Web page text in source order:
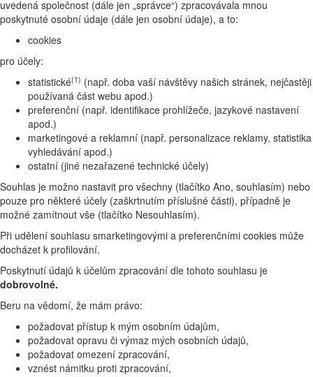
uvedená společnost (dále jen „správce“) zpracovávala mnou
poskytnuté osobní údaje (dále jen osobní údaje), a to:
cookies
pro účely:
statistické(1) (např. doba vaší návštěvy našich stránek, nejčastěji
používaná část webu apod.)
preferenční (např. identifikace prohlížeče, jazykové nastavení
apod.)
marketingové a reklamní (např. personalizace reklamy, statistika
vyhledávání apod.)
ostatní (jiné nezařazené technické účely)
Souhlas je možno nastavit pro všechny (tlačítko Ano, souhlasím) nebo
pouze pro některé účely (zaškrtnutím příslušné části), případně je
možné zamítnout vše (tlačítko Nesouhlasím).
Při udělení souhlasu smarketingovými a preferenčními cookies může
docházet k profilování.
Poskytnutí údajů k účelům zpracování dle tohoto souhlasu je
dobrovolné.
Beru na vědomí, že mám právo:
požadovat přístup k mým osobním údajům,
požadovat opravu či výmaz mých osobních údajů,
požadovat omezení zpracování,
vznést námitku proti zpracování,